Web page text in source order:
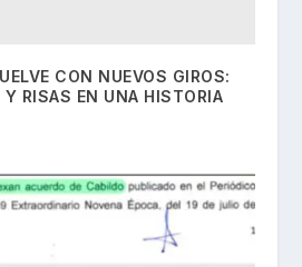
CON NUEVOS GIROS:
Y RISAS EN UNA HISTORIA